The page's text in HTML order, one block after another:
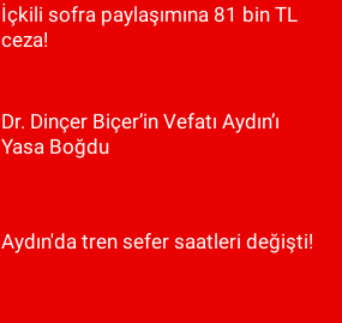
İçkili sofra paylaşımına 81 bin TL
ceza!
Dr. Dinçer Biçer’in Vefatı Aydın’ı
Yasa Boğdu
Aydın'da tren sefer saatleri değişti!